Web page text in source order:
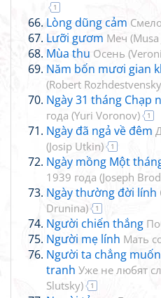
1
Lòng dũng cảm
Lưỡi gươm Меч (Musa
Mùa thu Осень (
Năm bốn mươi gian
(Robert Rozhdestvensky
Ngày 31 tháng Chạp
года (Yuri Voronov) 1
Ngày đã ngả về đêm
(Josip Utkin) 1
Ngày mồng Một
1939 года (Joseph
Ngày thường đời lính
Drunina) 1
Người chiến thắng
Người mẹ lính Мать
Người ta chẳng
tranh Уже не любят
Slutsky) 1